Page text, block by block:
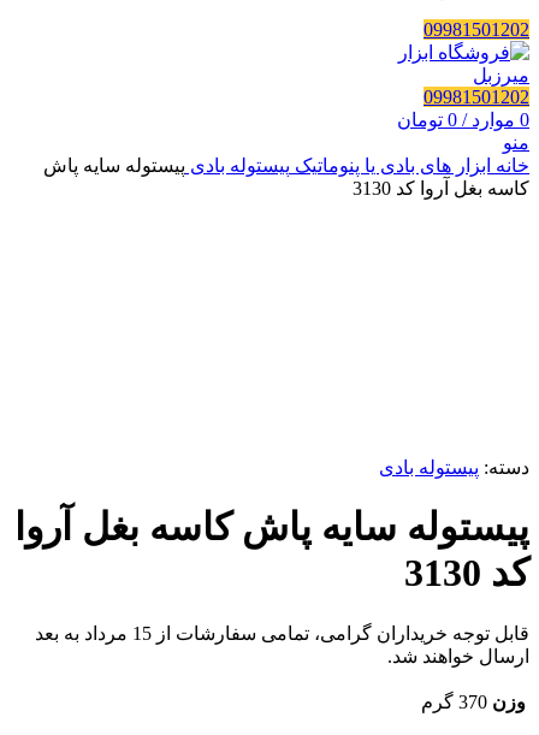
09981501202
09981501202
0 موارد /
0 تومان
منو
خانه ابزار های بادی یا پنوماتیک پیستوله بادی پیستوله سایه پاش
کاسه بغل آروا کد 3130
دسته: پیستوله بادی
پیستوله سایه پاش کاسه بغل آروا
کد 3130
قابل توجه خریداران گرامی، تمامی سفارشات از 15 مرداد به بعد
ارسال خواهند شد.
وزن 370 گرم